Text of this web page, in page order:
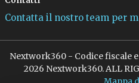
Contatta il nostro team per
Nextwork360 - Codice fiscale
2026 Nextwork360. ALL